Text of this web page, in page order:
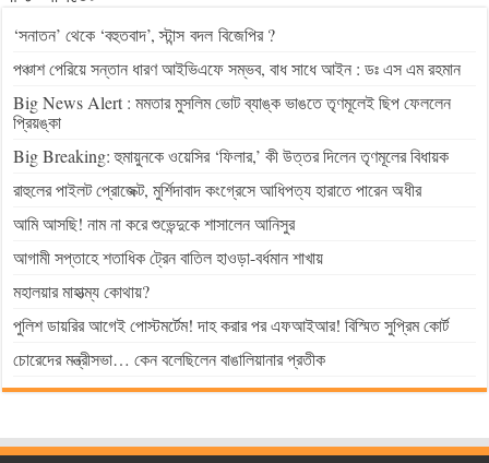
‘সনাতন’ থেকে ‘বহুতবাদ’, স্টান্স বদল বিজেপির ?
পঞ্চাশ পেরিয়ে সন্তান ধারণ আইভিএফে সম্ভব, বাধ সাধে আইন : ডঃ এস এম রহমান
Big News Alert : মমতার মুসলিম ভোট ব্যাঙ্ক ভাঙতে তৃণমূলেই ছিপ ফেললেন
প্রিয়ঙ্কা
Big Breaking: হুমায়ুনকে ওয়েসির ‘ফিলার,’ কী উত্তর দিলেন তৃণমূলের বিধায়ক
রাহুলের পাইলট প্রোজেক্ট, মুর্শিদাবাদ কংগ্রেসে আধিপত্য হারাতে পারেন অধীর
আমি আসছি! নাম না করে শুভেন্দুকে শাসালেন আনিসুর
আগামী সপ্তাহে শতাধিক ট্রেন বাতিল হাওড়া-বর্ধমান শাখায়
মহালয়ার মাহাত্ম্য কোথায়?
পুলিশ ডায়রির আগেই পোস্টমর্টেম! দাহ করার পর এফআইআর! বিস্মিত সুপ্রিম কোর্ট
চোরেদের মন্ত্রীসভা… কেন বলেছিলেন বাঙালিয়ানার প্রতীক